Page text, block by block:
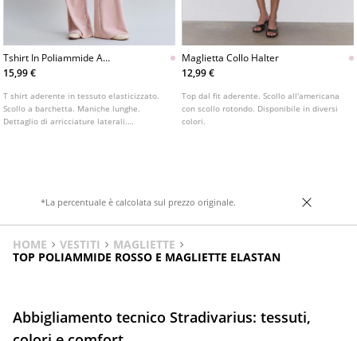
Tshirt In Poliammide A
Maniche Lunghe Con
15,99 €
T shirt aderente in tessuto elasticizzato.
Scollo a barchetta. Maniche lunghe.
Dettaglio di arricciature laterali.
Maglietta Collo Halter
12,99 €
Top dal fit aderente. Scollo all'americana
con scollo rotondo. Disponibile in diversi
colori.
*La percentuale è calcolata sul prezzo originale.
HOME VESTITI
MAGLIETTE
TOP POLIAMMIDE ROSSO E MAGLIETTE ELASTAN
Abbigliamento tecnico Stradivarius: tessuti,